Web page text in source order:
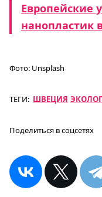
Европейские
нанопластик
Фото: Unsplash
ТЕГИ: ШВЕЦИЯ
Поделиться в соцсетях